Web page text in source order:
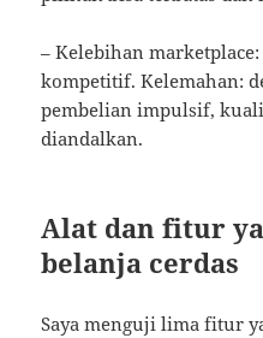
– Kelebihan
kompetitif. Kelemahan:
pembelian impulsif,
diandalkan.
Alat dan fitur
belanja cerdas
Saya menguji lima fitur